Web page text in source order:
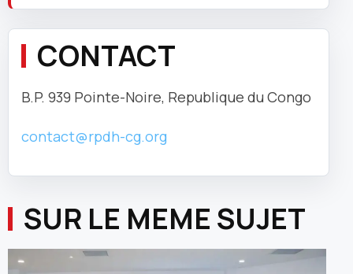
CONTACT
B.P. 939 Pointe-Noire, Republique du Congo
contact@rpdh-cg.org
SUR LE MEME SUJET